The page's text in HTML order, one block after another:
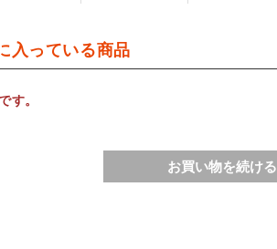
入っている商品
す。
お買い物を続ける